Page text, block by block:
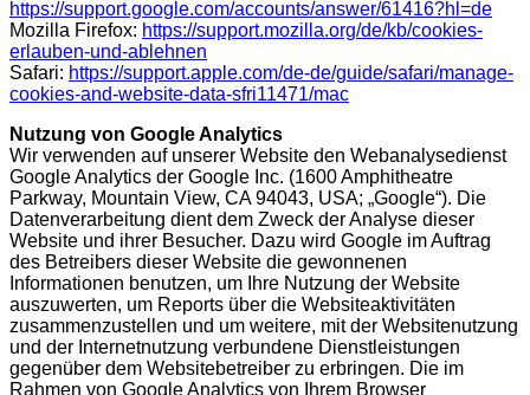
https://support.google.com/accounts/answer/61416?hl=de
Mozilla Firefox: https://support.mozilla.org/de/kb/cookies-
erlauben-und-ablehnen
Safari: https://support.apple.com/de-de/guide/safari/manage-
cookies-and-website-data-sfri11471/mac
Nutzung von Google Analytics
Wir verwenden auf unserer Website den Webanalysedienst
Google Analytics der Google Inc. (1600 Amphitheatre
Parkway, Mountain View, CA 94043, USA; „Google“). Die
Datenverarbeitung dient dem Zweck der Analyse dieser
Website und ihrer Besucher. Dazu wird Google im Auftrag
des Betreibers dieser Website die gewonnenen
Informationen benutzen, um Ihre Nutzung der Website
auszuwerten, um Reports über die Websiteaktivitäten
zusammenzustellen und um weitere, mit der Websitenutzung
und der Internetnutzung verbundene Dienstleistungen
gegenüber dem Websitebetreiber zu erbringen. Die im
Rahmen von Google Analytics von Ihrem Browser